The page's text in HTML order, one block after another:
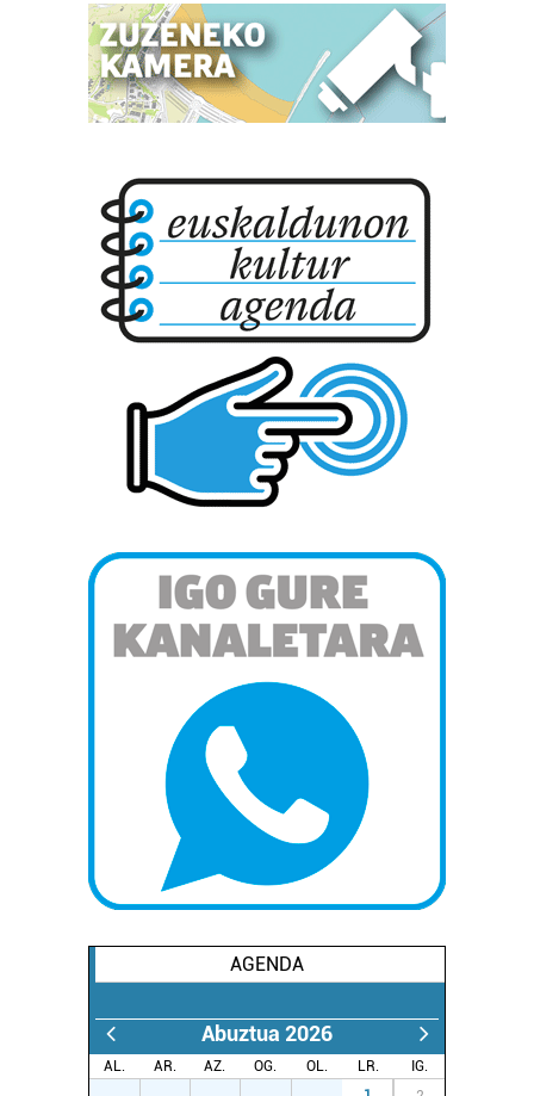
AGENDA
Abuztua 2026
AL. AR. AZ. OG. OL. LR.
IG.